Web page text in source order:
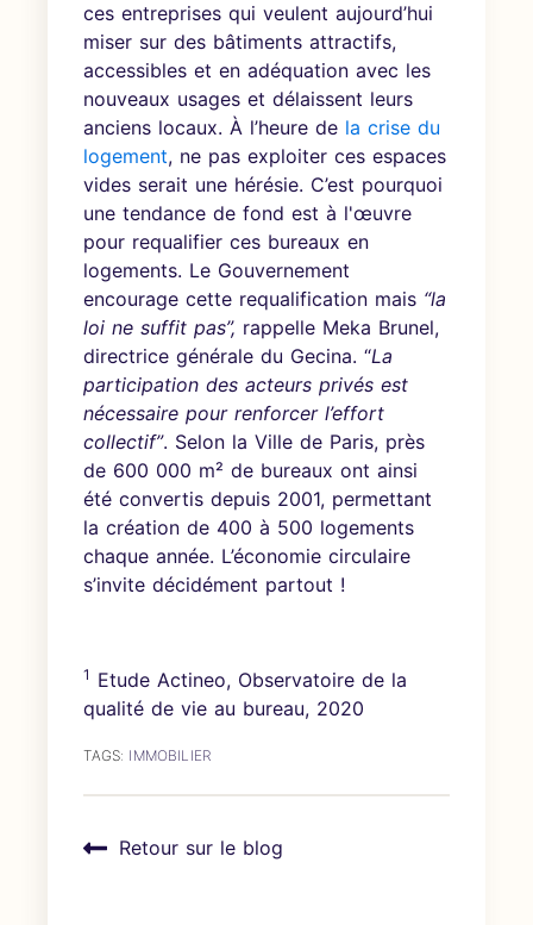
ces entreprises qui veulent aujourd’hui
miser sur des bâtiments attractifs,
accessibles et en adéquation avec les
nouveaux usages et délaissent leurs
anciens locaux. À l’heure de la crise du
logement, ne pas exploiter ces espaces
vides serait une hérésie. C’est pourquoi
une tendance de fond est à l'œuvre
pour requalifier ces bureaux en
logements. Le Gouvernement
encourage cette requalification mais “la
loi ne suffit pas”, rappelle Meka Brunel,
directrice générale du Gecina. “La
participation des acteurs privés est
nécessaire pour renforcer l’effort
collectif”. Selon la Ville de Paris, près
de 600 000 m² de bureaux ont ainsi
été convertis depuis 2001, permettant
la création de 400 à 500 logements
chaque année. L’économie circulaire
s’invite décidément partout !
1 Etude Actineo, Observatoire de la
qualité de vie au bureau, 2020
TAGS: IMMOBILIER
Retour sur le blog